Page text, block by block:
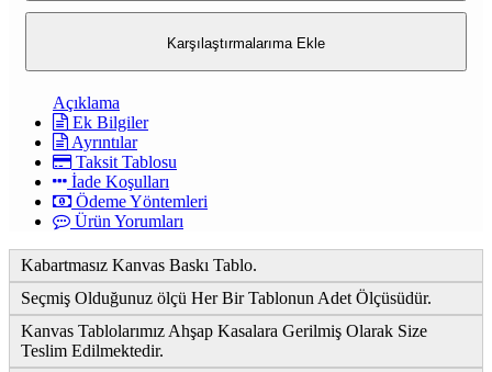
Karşılaştırmalarıma Ekle
Açıklama
Ek Bilgiler
Ayrıntılar
Taksit Tablosu
İade Koşulları
Ödeme Yöntemleri
Ürün Yorumları
Kabartmasız Kanvas Baskı Tablo.
Seçmiş Olduğunuz ölçü Her Bir Tablonun Adet Ölçüsüdür.
Kanvas Tablolarımız Ahşap Kasalara Gerilmiş Olarak Size
Teslim Edilmektedir.